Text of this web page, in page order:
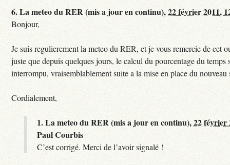
6.La meteo du RER (mis a jour en continu),22 février 2011,
Bonjour,
Je suis regulierement la meteo du RER, et je vous remercie de cet
juste que depuis quelques jours, le calcul du pourcentage du temps
interrompu, vraisemblablement suite a la mise en place du
Cordialement,
1.La meteo du RER (mis a jour en continu),22 février
Paul Courbis
C’est corrigé. Merci de l’avoir signalé !